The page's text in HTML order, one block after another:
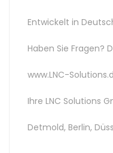
Entwickelt in
Haben Sie Fragen?
www.LNC-
Ihre LNC Solutions
Detmold, Berlin,